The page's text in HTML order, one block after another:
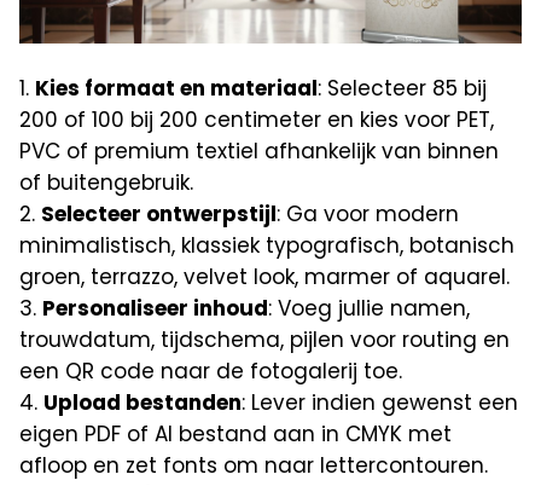
Kies formaat en materiaal: Selecteer 85 bij
200 of 100 bij 200 centimeter en kies voor PET,
PVC of premium textiel afhankelijk van binnen
of buitengebruik.
Selecteer ontwerpstijl: Ga voor modern
minimalistisch, klassiek typografisch, botanisch
groen, terrazzo, velvet look, marmer of aquarel.
Personaliseer inhoud: Voeg jullie namen,
trouwdatum, tijdschema, pijlen voor routing en
een QR code naar de fotogalerij toe.
Upload bestanden: Lever indien gewenst een
eigen PDF of AI bestand aan in CMYK met
afloop en zet fonts om naar lettercontouren.